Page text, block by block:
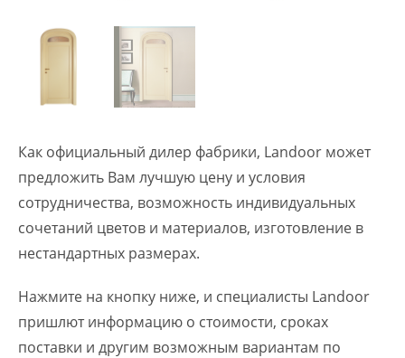
Как официальный дилер фабрики, Landoor может
предложить Вам лучшую цену и условия
сотрудничества, возможность индивидуальных
сочетаний цветов и материалов, изготовление в
нестандартных размерах.
Нажмите на кнопку ниже, и специалисты Landoor
пришлют информацию о стоимости, сроках
поставки и другим возможным вариантам по